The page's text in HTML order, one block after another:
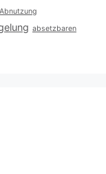
absetzbaren